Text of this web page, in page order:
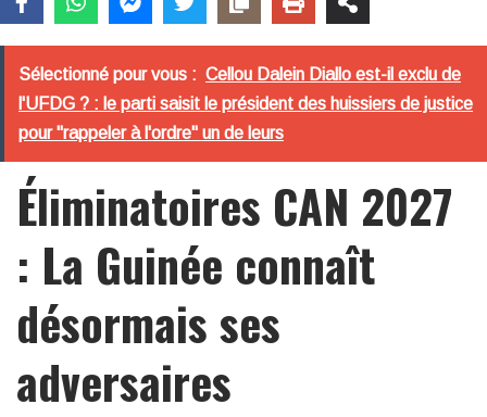
Sélectionné pour vous : Cellou Dalein Diallo est-il exclu de
l'UFDG ? : le parti saisit le président des huissiers de justice
pour "rappeler à l'ordre" un de leurs
Éliminatoires CAN 2027
: La Guinée connaît
désormais ses
adversaires